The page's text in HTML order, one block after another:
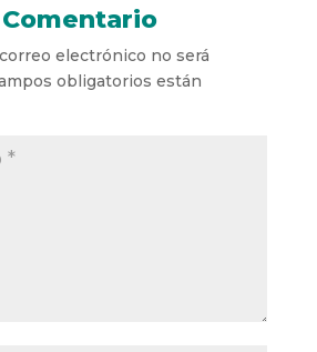
electrónico no será
obligatorios están